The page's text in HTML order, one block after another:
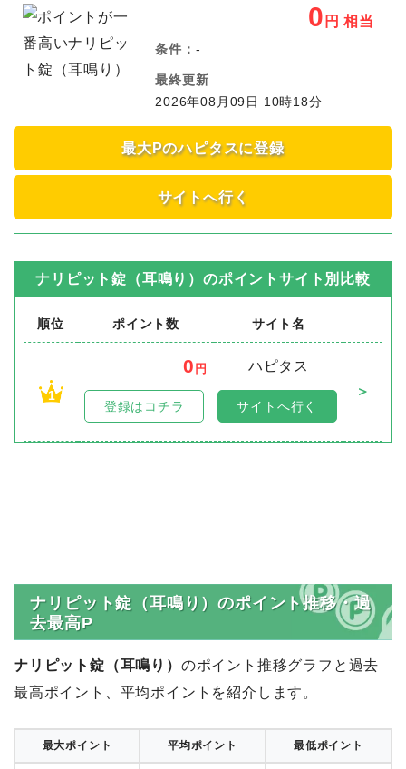
0 円 相当
条件： -
最終更新
2026年08月09日 10時18分
最大Pのハピタスに登録
サイトへ行く
ナリピット錠（耳鳴り） のポイントサイト別比較
順位 ポイント数 サイト名
1
0 円
ハピタス
＞
登録はコチラ サイトへ行く
ナリピット錠（耳鳴り）のポイント推移・過
去最高P
ナリピット錠（耳鳴り） のポイント推移グラフと過去
最高ポイント、平均ポイントを紹介します。
最大ポイント 平均ポイント 最低ポイント